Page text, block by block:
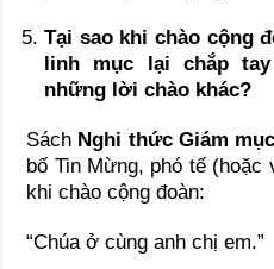
Tại sao khi chào cộng
linh mục lại chắp
những lời chào khác?
Sách Nghi thức Giám mục
bố Tin Mừng, phó tế
khi chào cộng đoàn:
“Chúa ở cùng anh chị em.”